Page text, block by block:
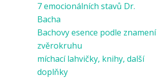
7 emocionálních stavů Dr.
Bacha
Bachovy esence podle znamení
zvěrokruhu
míchací lahvičky, knihy, další
doplňky